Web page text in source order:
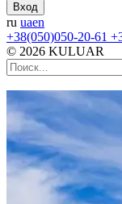
Вход
ru uaen
+38(050)050-20-61
© 2026 KULUAR